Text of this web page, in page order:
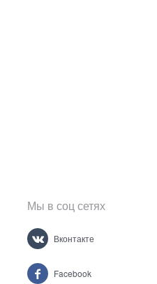
Мы в соц сетях
Вконтакте
Facebook